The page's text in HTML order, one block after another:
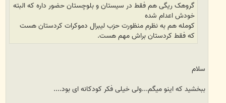
گروهک ریگی هم فقط در سیستان و بلوچستان حضور داره که البته
خودش اعدام شده
کومله هم به نظرم منظورت حزب لیبرال دموکرات کردستان هست
که فقط کردستان براش مهم هست.
سلام
ببخشید که اینو میگم...ولی خیلی فکر کودکانه ای بود....